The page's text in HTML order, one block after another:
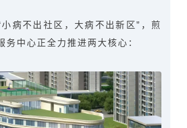
病不出社区，大病不出新区”，煎
务中心正全力推进两大核心：